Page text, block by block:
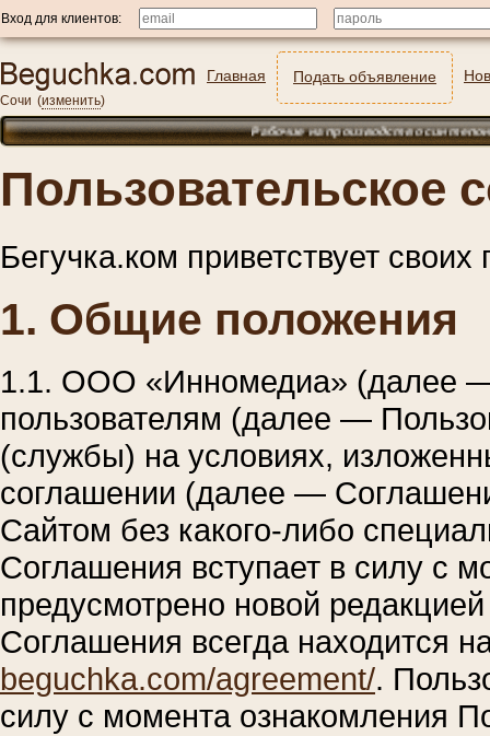
Вход для клиентов:
Сочи (изменить)
Главная Подать объявление
Рабочие на производство синтепона. Можно без
Пользовательское
Бегучка.ком приветствует своих
1. Общие положения
1.1. ООО «Инномедиа» (далее —
пользователям (далее —
(службы) на условиях,
соглашении (далее —
Сайтом без какого-либо
Соглашения вступает в силу с
предусмотрено новой
Соглашения всегда находится
beguchka.com/agreement/.
силу с момента ознакомления